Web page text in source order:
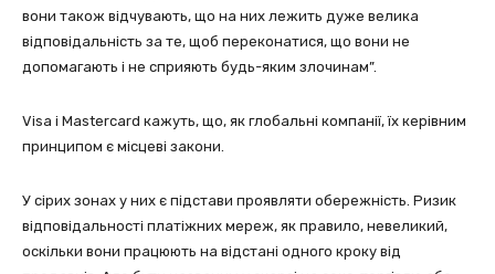
вони також відчувають, що на них лежить дуже велика
відповідальність за те, щоб переконатися, що вони не
допомагають і не сприяють будь-яким злочинам”.
Visa і Mastercard кажуть, що, як глобальні компанії, їх керівним
принципом є місцеві закони.
У сірих зонах у них є підстави проявляти обережність. Ризик
відповідальності платіжних мереж, як правило, невеликий,
оскільки вони працюють на відстані одного кроку від